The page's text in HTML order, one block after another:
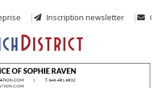
Inscription newsletter